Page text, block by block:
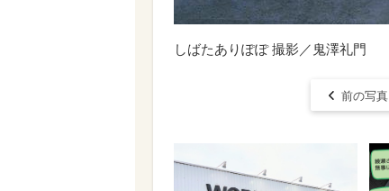
しばたありぽぽ 撮影／鬼澤礼門
前の写真